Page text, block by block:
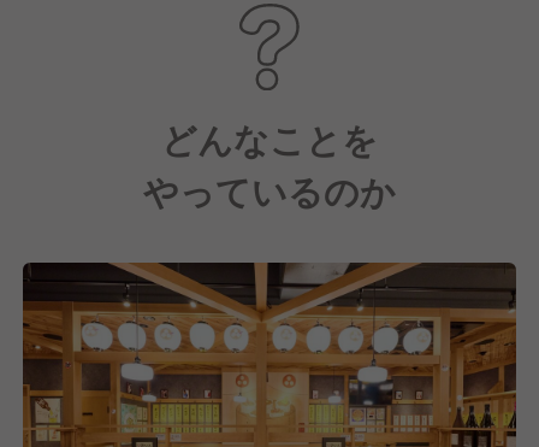
どんなことを
やっているのか